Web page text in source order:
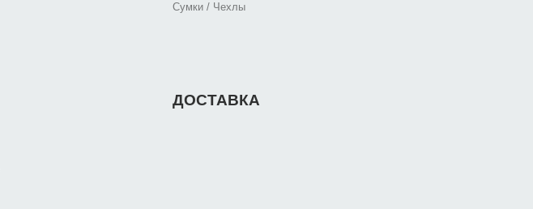
Сумки / Чехлы
ДОСТАВКА